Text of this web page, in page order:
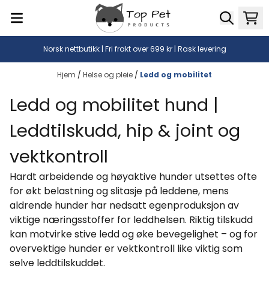
Hopp til innhold
Norsk nettbutikk | Fri frakt over 699 kr | Rask levering
Hjem / Helse og pleie / Ledd og mobilitet
Ledd og mobilitet hund |
Leddtilskudd, hip & joint og
vektkontroll
Hardt arbeidende og høyaktive hunder utsettes ofte
for økt belastning og slitasje på leddene, mens
aldrende hunder har nedsatt egenproduksjon av
viktige næringsstoffer for leddhelsen. Riktig tilskudd
kan motvirke stive ledd og øke bevegelighet – og for
overvektige hunder er vektkontroll like viktig som
selve leddtilskuddet.